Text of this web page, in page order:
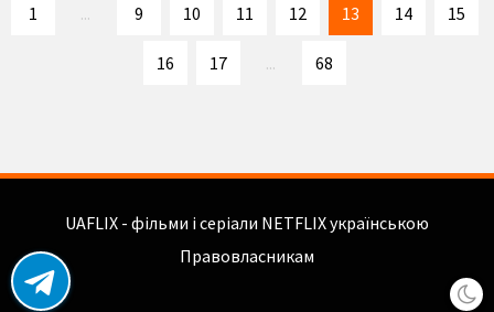
1 ... 9 10 11 12 13 14 15
16 17 ... 68
UAFLIX - фільми і серіали NETFLIX українською
Правовласникам